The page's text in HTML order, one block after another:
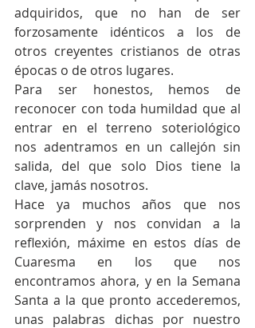
adquiridos, que no han de ser
forzosamente idénticos a los de
otros creyentes cristianos de otras
épocas o de otros lugares.
Para ser honestos, hemos de
reconocer con toda humildad que al
entrar en el terreno soteriológico
nos adentramos en un callejón sin
salida, del que solo Dios tiene la
clave, jamás nosotros.
Hace ya muchos años que nos
sorprenden y nos convidan a la
reflexión, máxime en estos días de
Cuaresma en los que nos
encontramos ahora, y en la Semana
Santa a la que pronto accederemos,
unas palabras dichas por nuestro